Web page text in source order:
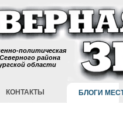
политическая
района
области
КОНТАКТЫ БЛОГИ